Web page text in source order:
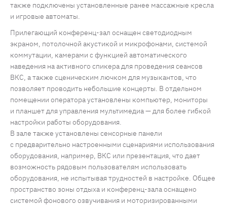
также подключены установленные ранее массажные кресла
и игровые автоматы.
Прилегающий конференц-зал оснащен светодиодным
экраном, потолочной акустикой и микрофонами, системой
коммутации, камерами с функцией автоматического
наведения на активного спикера для проведения сеансов
ВКС, а также сценическим лючком для музыкантов, что
позволяет проводить небольшие концерты. В отдельном
помещении оператора установлены компьютер, мониторы
и планшет для управления мультимедиа — для более гибкой
настройки работы оборудования.
В зале также установлены сенсорные панели
с предварительно настроенными сценариями использования
оборудования, например, ВКС или презентация, что дает
возможность рядовым пользователям использовать
оборудования, не испытывая трудностей в настройке. Общее
пространство зоны отдыха и конференц-зала оснащено
системой фонового озвучивания и моторизированными